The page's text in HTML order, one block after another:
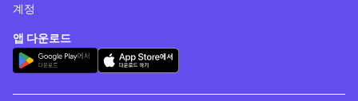
계정
앱 다운로드